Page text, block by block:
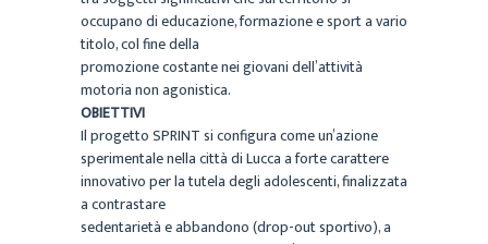
occupano di educazione, formazione e sport a vario
titolo, col fine della
promozione costante nei giovani dell’attività
motoria non agonistica.
OBIETTIVI
Il progetto SPRINT si configura come un’azione
sperimentale nella città di Lucca a forte carattere
innovativo per la tutela degli adolescenti, finalizzata
a contrastare
sedentarietà e abbandono (drop-out sportivo), a